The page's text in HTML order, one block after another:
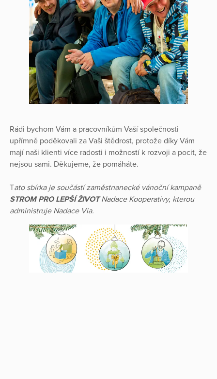
Rádi bychom Vám a pracovníkům Vaší společnosti
upřímně poděkovali za Vaši štědrost, protože díky Vám
mají naši klienti více radosti i možností k rozvoji a pocit, že
nejsou sami. Děkujeme, že pomáháte.
Tato sbírka je součástí zaměstnanecké vánoční kampaně
STROM PRO LEPŠÍ ŽIVOTNadace Kooperativy, kterou
administruje Nadace Via.